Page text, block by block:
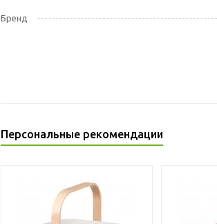
Бренд
Персональные рекомендации